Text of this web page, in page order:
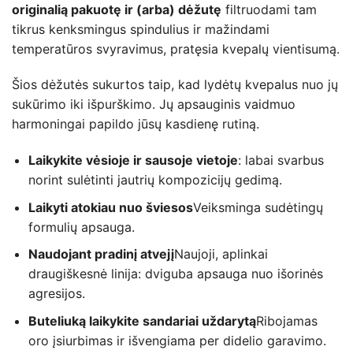
originalią pakuotę ir (arba) dėžutę filtruodami tam
tikrus kenksmingus spindulius ir mažindami
temperatūros svyravimus, pratęsia kvepalų vientisumą.
Šios dėžutės sukurtos taip, kad lydėtų kvepalus nuo jų
sukūrimo iki išpurškimo. Jų apsauginis vaidmuo
harmoningai papildo jūsų kasdienę rutiną.
Laikykite vėsioje ir sausoje vietoje: labai svarbus
norint sulėtinti jautrių kompozicijų gedimą.
Laikyti atokiau nuo šviesosVeiksminga sudėtingų
formulių apsauga.
Naudojant pradinį atvejįNaujoji, aplinkai
draugiškesnė linija: dviguba apsauga nuo išorinės
agresijos.
Buteliuką laikykite sandariai uždarytąRibojamas
oro įsiurbimas ir išvengiama per didelio garavimo.